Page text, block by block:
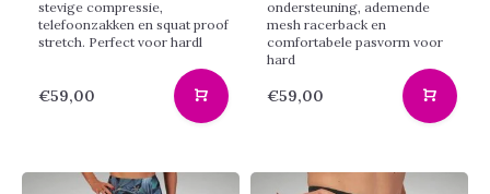
stevige compressie,
telefoonzakken en squat proof
stretch. Perfect voor hardl
€59,00
ondersteuning, ademende
mesh racerback en
comfortabele pasvorm voor
hard
€59,00